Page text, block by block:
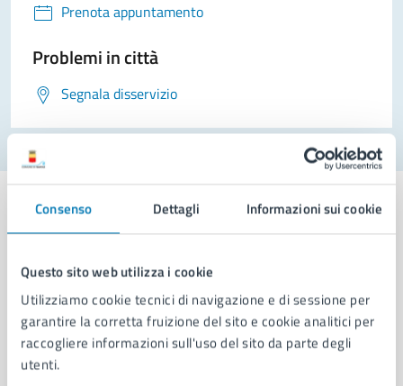
Consenso Dettagli Informazioni sui cookie
Questo sito web utilizza i cookie
Utilizziamo cookie tecnici di navigazione e di sessione per
garantire la corretta fruizione del sito e cookie analitici per
raccogliere informazioni sull'uso del sito da parte degli
utenti.
Prenota appuntamento
Problemi in città
Segnala disservizio
Comune di Napoli
AMMINISTRAZIONE
Aree amministrative
Organi di governo